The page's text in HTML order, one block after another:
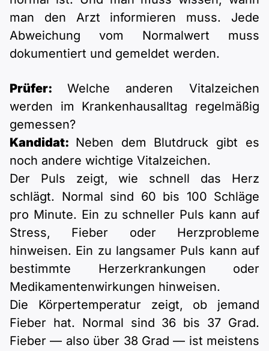
man den Arzt informieren muss. Jede
Abweichung vom Normalwert muss
dokumentiert und gemeldet werden.
Prüfer: Welche anderen Vitalzeichen
werden im Krankenhausalltag regelmäßig
gemessen?
Kandidat: Neben dem Blutdruck gibt es
noch andere wichtige Vitalzeichen.
Der Puls zeigt, wie schnell das Herz
schlägt. Normal sind 60 bis 100 Schläge
pro Minute. Ein zu schneller Puls kann auf
Stress, Fieber oder Herzprobleme
hinweisen. Ein zu langsamer Puls kann auf
bestimmte Herzerkrankungen oder
Medikamentenwirkungen hinweisen.
Die Körpertemperatur zeigt, ob jemand
Fieber hat. Normal sind 36 bis 37 Grad.
Fieber — also über 38 Grad — ist meistens